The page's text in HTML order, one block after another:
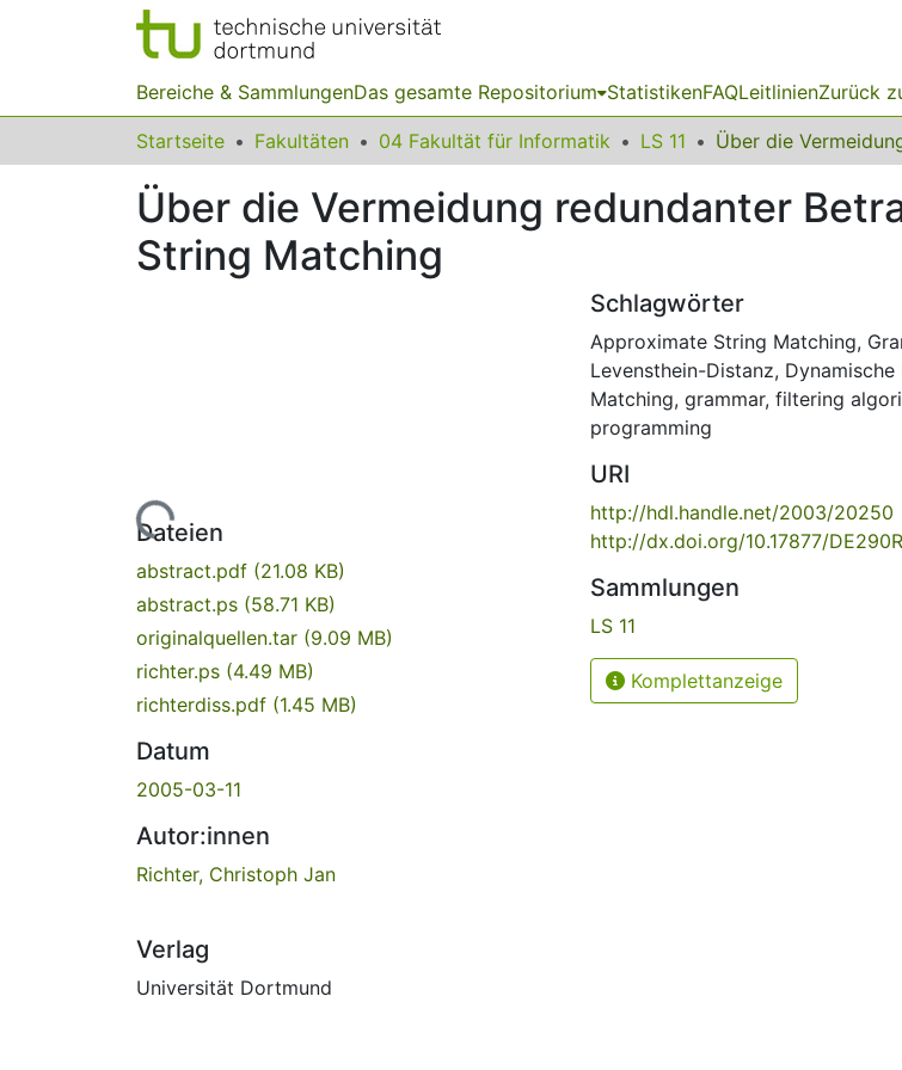
Bereiche & SammlungenDas gesamte Repositorium StatistikenFAQLeitlinienZurück
Startseite Fakultäten 04 Fakultät für Informatik LS 11
Über die Vermeidung redundanter
String Matching
Lade...
Dateien
abstract.pdf (21.08 KB)
abstract.ps (58.71 KB)
originalquellen.tar (9.09 MB)
richter.ps (4.49 MB)
richterdiss.pdf (1.45 MB)
Datum
2005-03-11
Autor:innen
Richter, Christoph Jan
Verlag
Universität Dortmund
Schlagwörter
Approximate String Matching,
Levensthein-Distanz,
Matching, grammar, filtering
programming
URI
http://hdl.handle.net/2003/20250
http://dx.doi.org/10.17877/
Sammlungen
LS 11
Komplettanzeige